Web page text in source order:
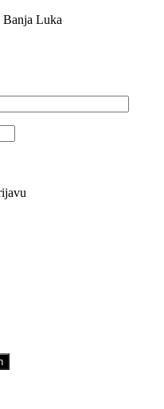
Banja Luka